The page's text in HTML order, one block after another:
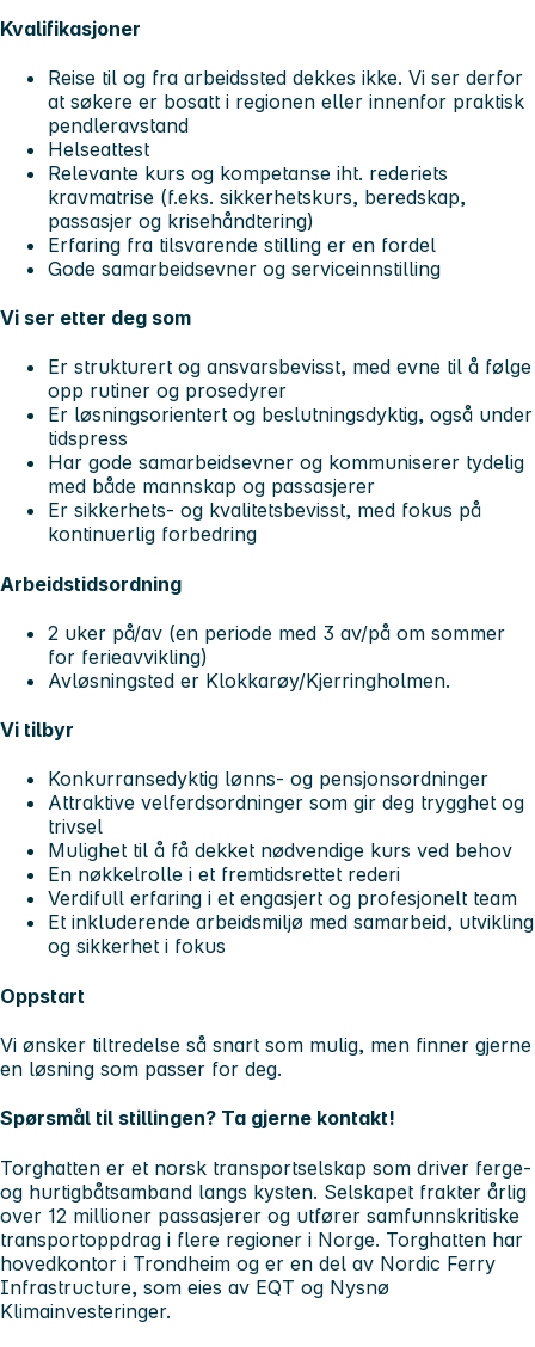
Kvalifikasjoner
Reise til og fra arbeidssted dekkes ikke. Vi ser derfor
at søkere er bosatt i regionen eller innenfor praktisk
pendleravstand
Helseattest
Relevante kurs og kompetanse iht. rederiets
kravmatrise (f.eks. sikkerhetskurs, beredskap,
passasjer og krisehåndtering)
Erfaring fra tilsvarende stilling er en fordel
Gode samarbeidsevner og serviceinnstilling
Vi ser etter deg som
Er strukturert og ansvarsbevisst, med evne til å følge
opp rutiner og prosedyrer
Er løsningsorientert og beslutningsdyktig, også under
tidspress
Har gode samarbeidsevner og kommuniserer tydelig
med både mannskap og passasjerer
Er sikkerhets- og kvalitetsbevisst, med fokus på
kontinuerlig forbedring
Arbeidstidsordning
2 uker på/av (en periode med 3 av/på om sommer
for ferieavvikling)
Avløsningsted er Klokkarøy/Kjerringholmen.
Vi tilbyr
Konkurransedyktig lønns- og pensjonsordninger
Attraktive velferdsordninger som gir deg trygghet og
trivsel
Mulighet til å få dekket nødvendige kurs ved behov
En nøkkelrolle i et fremtidsrettet rederi
Verdifull erfaring i et engasjert og profesjonelt team
Et inkluderende arbeidsmiljø med samarbeid, utvikling
og sikkerhet i fokus
Oppstart
Vi ønsker tiltredelse så snart som mulig, men finner gjerne
en løsning som passer for deg.
Spørsmål til stillingen? Ta gjerne kontakt!
Torghatten er et norsk transportselskap som driver ferge-
og hurtigbåtsamband langs kysten. Selskapet frakter årlig
over 12 millioner passasjerer og utfører samfunnskritiske
transportoppdrag i flere regioner i Norge. Torghatten har
hovedkontor i Trondheim og er en del av Nordic Ferry
Infrastructure, som eies av EQT og Nysnø
Klimainvesteringer.